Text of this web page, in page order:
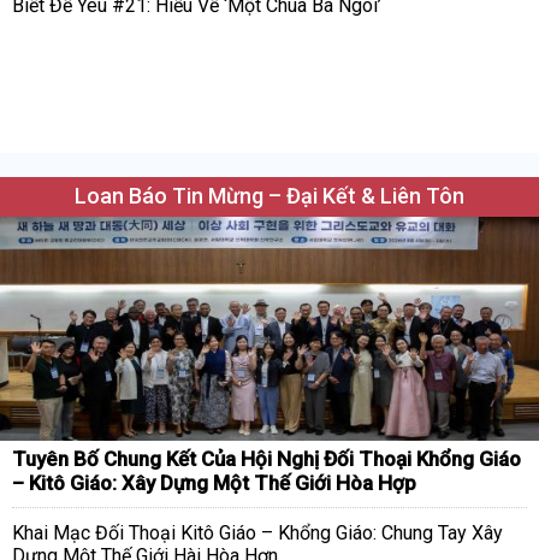
Biết Để Yêu #21: Hiểu Về ‘Một Chúa Ba Ngôi’
Loan Báo Tin Mừng – Đại Kết & Liên Tôn
Tuyên Bố Chung Kết Của Hội Nghị Đối Thoại Khổng Giáo
– Kitô Giáo: Xây Dựng Một Thế Giới Hòa Hợp
Khai Mạc Đối Thoại Kitô Giáo – Khổng Giáo: Chung Tay Xây